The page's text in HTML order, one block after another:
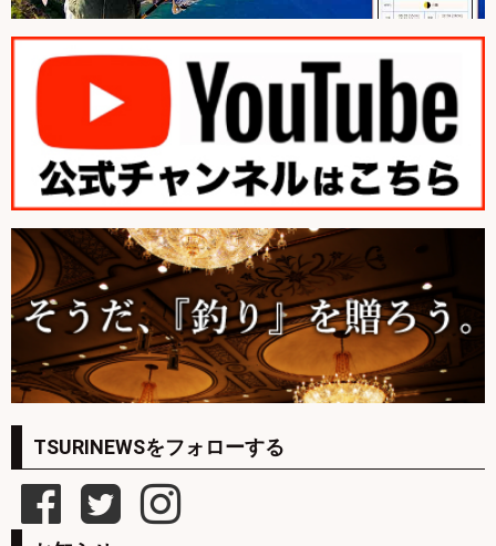
TSURINEWSをフォローする